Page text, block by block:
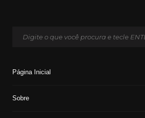
Página Inicial
Sobre